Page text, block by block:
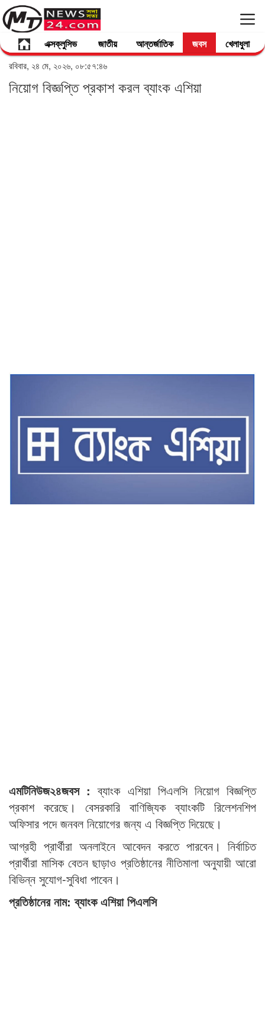
এক্সক্লুসিভ জাতীয় আন্তর্জাতিক জবস খেলাধুলা
রবিবার, ২৪ মে, ২০২৬, ০৮:৫৭:৪৬
নিয়োগ বিজ্ঞপ্তি প্রকাশ করল ব্যাংক এশিয়া
এমটিনিউজ২৪জবস :ব্যাংক এশিয়া পিএলসি নিয়োগ বিজ্ঞপ্তি
প্রকাশ করেছে। বেসরকারি বাণিজ্যিক ব্যাংকটি রিলেশনশিপ
অফিসার পদে জনবল নিয়োগের জন্য এ বিজ্ঞপ্তি দিয়েছে।
আগ্রহী প্রার্থীরা অনলাইনে আবেদন করতে পারবেন। নির্বাচিত
প্রার্থীরা মাসিক বেতন ছাড়াও প্রতিষ্ঠানের নীতিমালা অনুযায়ী আরো
বিভিন্ন সুযোগ-সুবিধা পাবেন।
প্রতিষ্ঠানের নাম: ব্যাংক এশিয়া পিএলসি